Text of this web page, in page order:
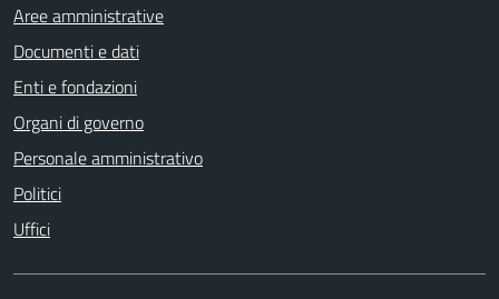
Aree amministrative
Documenti e dati
Enti e fondazioni
Organi di governo
Personale amministrativo
Politici
Uffici